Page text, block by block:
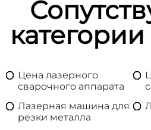
Цена лазерного
сварочного аппарата
Лазерная машина для
резки металла